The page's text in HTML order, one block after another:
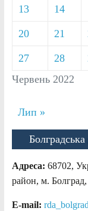
Червень 2022
13 14
20 21
27 28
Лип »
Адреса: 68702,
район, м.
E-mail: